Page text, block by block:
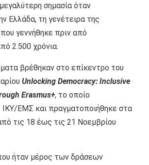
σημασία όταν
Ελλάδα, τη γενέτειρα της
γεννήθηκε πριν από
2.500 χρόνια.
βρέθηκαν στο επίκεντρο του
Unlocking Democracy: Inclusive
Erasmus+, το οποίο
ΙΚΥ/ΕΜΣ και πραγματοποιήθηκε στα
τις 18 έως τις 21 Νοεμβρίου
ήταν μέρος των δράσεων